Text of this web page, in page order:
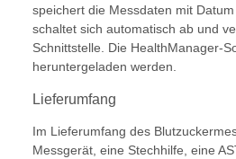
speichert die Messdaten mit
schaltet sich automatisch ab und
Schnittstelle. Die HealthManager-
heruntergeladen werden.
Lieferumfang
Im Lieferumfang des
Messgerät, eine Stechhilfe, eine